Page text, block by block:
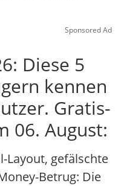
Sponsored Ad
Diese 5
kennen
Gratis-
06. August:
Layout, gefälschte
Betrug: Die